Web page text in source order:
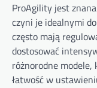
ProAgility jest
czyni je idealnymi
często mają
dostosować
różnorodne modele,
łatwość w